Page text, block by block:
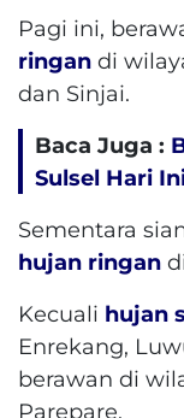
Pagi ini,
ringan di
dan Sinjai.
Baca Juga :
Sulsel Hari
Sementara
hujan ringan
Kecuali hujan
Enrekang,
berawan di
Parepare.